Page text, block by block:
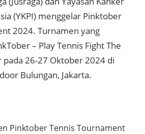
(YKPI) menggelar Pinktober
2024. Turnamen yang
– Play Tennis Fight The
pada 26-27 Oktober 2024 di
Bulungan, Jakarta.
Pinktober Tennis Tournament